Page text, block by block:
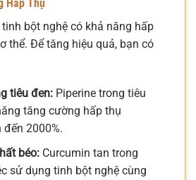
Hấp Thụ
bột nghệ có khả năng hấp
thể. Để tăng hiệu quả, bạn có
tiêu đen:Piperine trong tiêu
tăng cường hấp thụ
2000%.
béo:Curcumin tan trong
sử dụng tinh bột nghệ cùng